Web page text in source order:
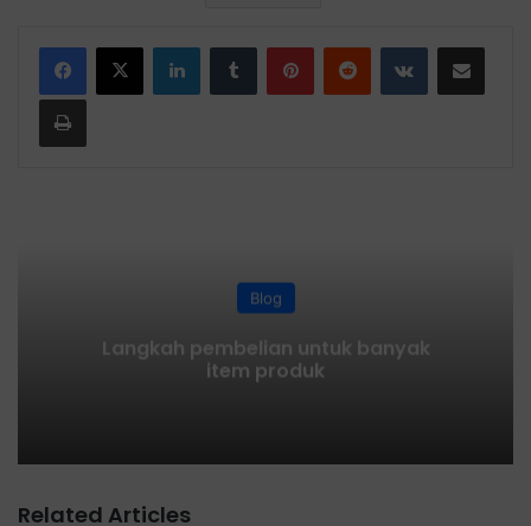
Blog
Langkah pembelian untuk banyak
item produk
Related Articles